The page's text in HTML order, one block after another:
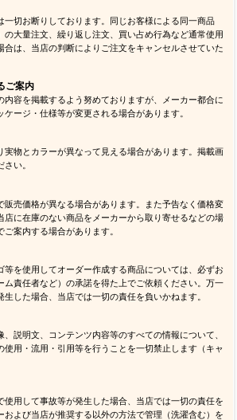
一切お断りしております。同じお客様による同一商品
の大量注文、繰り返し注文、買い占め行為など通常使用
合は、当店の判断によりご注文をキャンセルさせていた
ご案内
内容を掲載するよう努めておりますが、メーカー都合に
ケージ・仕様等が変更される場合があります。
実物とカラーが異なって見える場合があります。掲載画
い。
販売価格が異なる場合があります。また予告なく価格変
店に在庫のない商品をメーカーから取り寄せるなどの場
案内する場合があります。
等を使用してオーダー作成する商品については、必ずお
ム責任者など）の承諾を得た上でご依頼ください。万一
した場合、当店では一切の責任を負いかねます。
説明文、コンテンツ内容等のすべての情報について、
使用・流用・引用等を行うことを一切禁止します（キャ
使用して事故等が発生した場合、当店では一切の責任を
および当店が推奨する以外の方法で管理（洗濯含む）を